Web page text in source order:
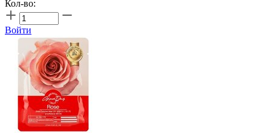
Кол-во:
Войти